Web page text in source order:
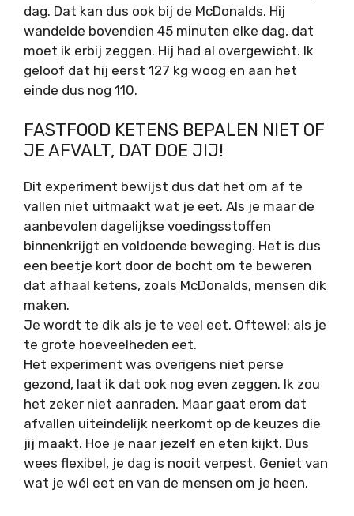
dag. Dat kan dus ook bij de McDonalds. Hij
wandelde bovendien 45 minuten elke dag, dat
moet ik erbij zeggen. Hij had al overgewicht. Ik
geloof dat hij eerst 127 kg woog en aan het
einde dus nog 110.
FASTFOOD KETENS BEPALEN NIET OF
JE AFVALT, DAT DOE JIJ!
Dit experiment bewijst dus dat het om af te
vallen niet uitmaakt wat je eet. Als je maar de
aanbevolen dagelijkse voedingsstoffen
binnenkrijgt en voldoende beweging. Het is dus
een beetje kort door de bocht om te beweren
dat afhaal ketens, zoals McDonalds, mensen dik
maken.
Je wordt te dik als je te veel eet. Oftewel: als je
te grote hoeveelheden eet.
Het experiment was overigens niet perse
gezond, laat ik dat ook nog even zeggen. Ik zou
het zeker niet aanraden. Maar gaat erom dat
afvallen uiteindelijk neerkomt op de keuzes die
jij maakt. Hoe je naar jezelf en eten kijkt. Dus
wees flexibel, je dag is nooit verpest. Geniet van
wat je wél eet en van de mensen om je heen.